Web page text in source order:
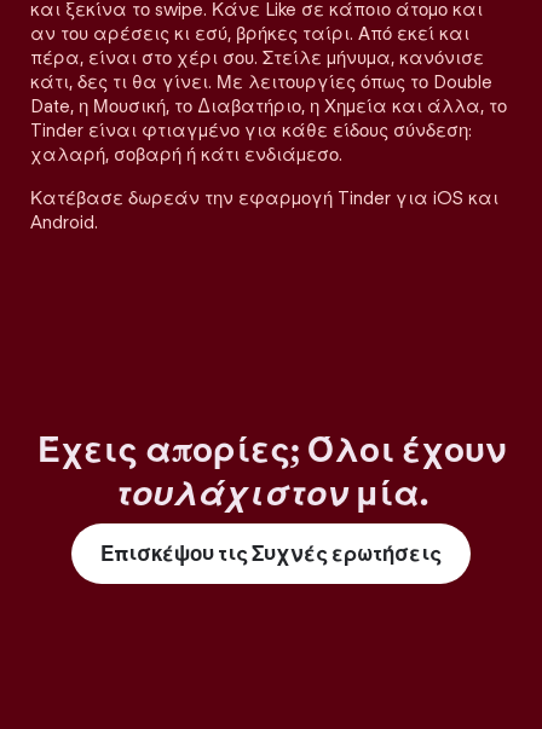
και ξεκίνα το swipe. Κάνε Like σε κάποιο άτομο και
αν του αρέσεις κι εσύ, βρήκες ταίρι. Από εκεί και
πέρα, είναι στο χέρι σου. Στείλε μήνυμα, κανόνισε
κάτι, δες τι θα γίνει. Με λειτουργίες όπως το Double
Date, η Μουσική, το Διαβατήριο, η Χημεία και άλλα, το
Tinder είναι φτιαγμένο για κάθε είδους σύνδεση:
χαλαρή, σοβαρή ή κάτι ενδιάμεσο.
Κατέβασε δωρεάν την εφαρμογή Tinder για iOS και
Android.
Έχεις απορίες; Όλοι έχουν
τουλάχιστονμία.
Επισκέψου τις Συχνές ερωτήσεις